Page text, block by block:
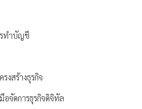
รทำบัญชี
งสร้างธุรกิจ
อจัดการธุรกิจดิจิทัล